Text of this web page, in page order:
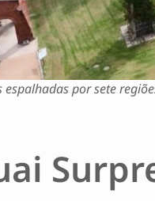
espalhadas por sete